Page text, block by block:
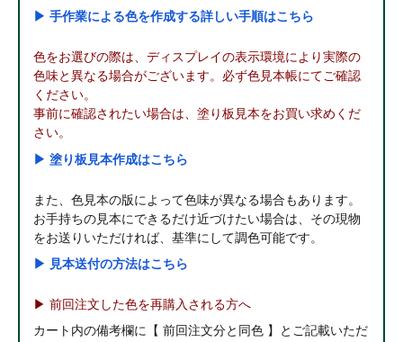
▶ 手作業による色を作成する詳しい手順はこちら
色をお選びの際は、ディスプレイの表示環境により実際の
色味と異なる場合がございます。必ず色見本帳にてご確認
ください。
事前に確認されたい場合は、塗り板見本をお買い求めくだ
さい。
▶ 塗り板見本作成はこちら
また、色見本の版によって色味が異なる場合もあります。
お手持ちの見本にできるだけ近づけたい場合は、その現物
をお送りいただければ、基準にして調色可能です。
▶ 見本送付の方法はこちら
▶ 前回注文した色を再購入される方へ
カート内の備考欄に【 前回注文分と同色 】とご記載いただ